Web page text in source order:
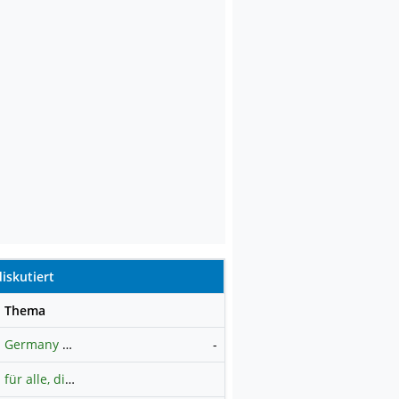
Thema
Germany 40 / DAX Prognose -
für alle, die es ehrlich meinen beim Traden.